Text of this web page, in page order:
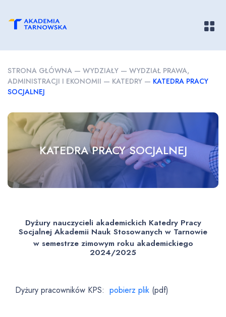
STRONA GŁÓWNA — WYDZIAŁY — WYDZIAŁ PRAWA,
ADMINISTRACJI I EKONOMII — KATEDRY — KATEDRA PRACY
SOCJALNEJ
KATEDRA PRACY SOCJALNEJ
Dyżury nauczycieli akademickich Katedry Pracy
Socjalnej Akademii Nauk Stosowanych w Tarnowie
w semestrze zimowym roku akademickiego
2024/2025
Dyżury pracowników KPS: pobierz plik (pdf)